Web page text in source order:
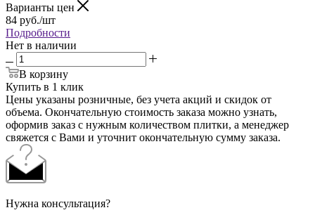
Варианты цен
84 руб./шт
Подробности
Нет в наличии
В корзину
Купить в 1 клик
Цены указаны розничные, без учета акций и скидок от
объема. Окончательную стоимость заказа можно узнать,
оформив заказ с нужным количеством плитки, а менеджер
свяжется с Вами и уточнит окончательную сумму заказа.
Нужна консультация?